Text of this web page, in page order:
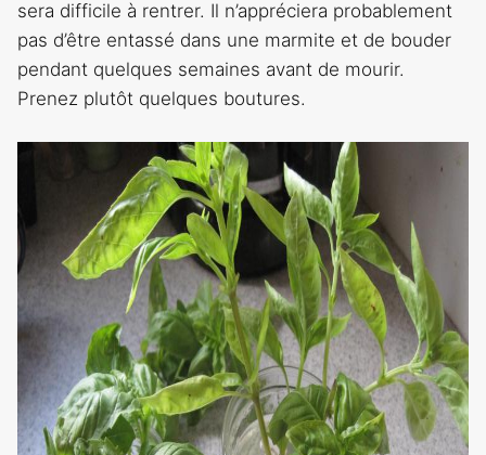
sera difficile à rentrer. Il n’appréciera probablement
pas d’être entassé dans une marmite et de bouder
pendant quelques semaines avant de mourir.
Prenez plutôt quelques boutures.